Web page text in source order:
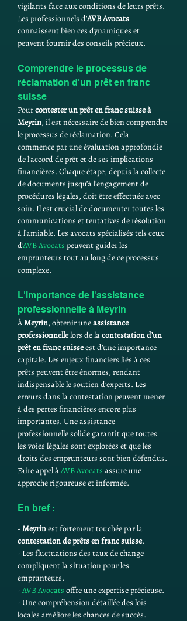
vigilants face aux conditions de leurs prêts.
Les professionnels d’AVB Avocats
connaissent bien ces dynamiques et
peuvent fournir des conseils précieux.
Comprendre le processus de
réclamation d'un prêt en franc
suisse
Pour contester un prêt en franc suisse à
Meyrin, il est nécessaire de bien comprendre
le processus de réclamation. Cela
commence par une évaluation approfondie
de l'accord de prêt et de ses implications
financières. Chaque étape, depuis la collecte
de documents jusqu’à l'engagement de
procédures légales, doit être effectuée avec
soin. Il est crucial de documenter toutes les
communications et tentatives de résolution
à l’amiable. Les avocats spécialisés tels ceux
d'AVB Avocats peuvent guider les
emprunteurs tout au long de ce processus
complexe.
L'importance de l'assistance
professionnelle à Meyrin
À Meyrin, obtenir une assistance
professionnelle lors de la contestation d’un
prêt en franc suisse est d’une importance
capitale. Les enjeux financiers liés à ces
prêts peuvent être énormes, rendant
indispensable le soutien d’experts. Les
erreurs dans la contestation peuvent mener
à des pertes financières encore plus
importantes. Une assistance
professionnelle solide garantit que toutes
les voies légales sont explorées et que les
droits des emprunteurs sont bien défendus.
Faire appel à AVB Avocats assure une
approche rigoureuse et informée.
En bref :
- Meyrin est fortement touchée par la
contestation de prêts en franc suisse.
- Les fluctuations des taux de change
compliquent la situation pour les
emprunteurs.
- AVB Avocats offre une expertise précieuse.
- Une compréhension détaillée des lois
locales améliore les chances de succès.